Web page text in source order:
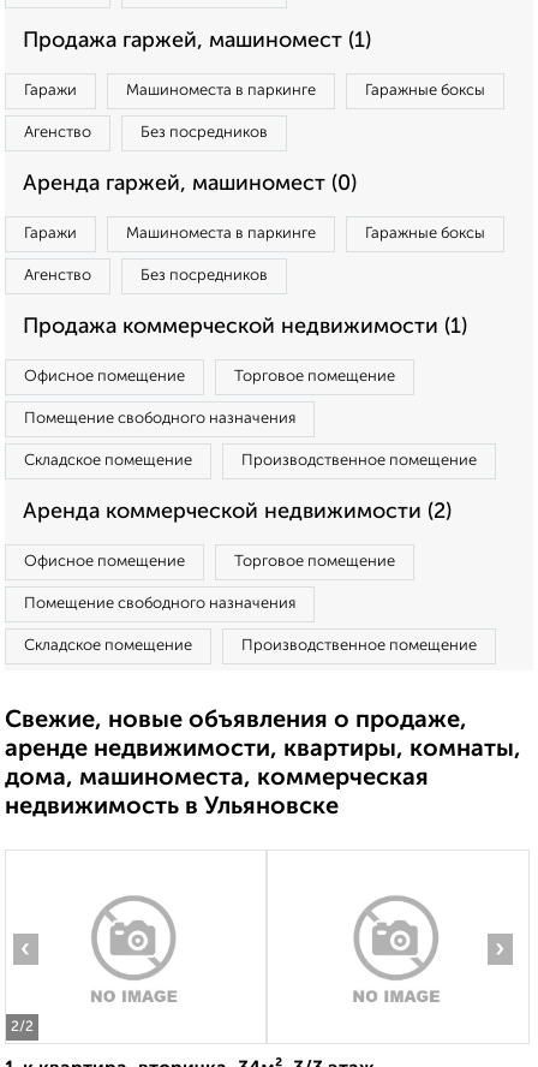
Продажа гаржей, машиномест (1)
Гаражи Машиноместа в паркинге Гаражные боксы
Агенство Без посредников
Аренда гаржей, машиномест (0)
Гаражи Машиноместа в паркинге Гаражные боксы
Агенство Без посредников
Продажа коммерческой недвижимости (1)
Офисное помещение Торговое помещение
Помещение свободного назначения
Складское помещение Производственное помещение
Аренда коммерческой недвижимости (2)
Офисное помещение Торговое помещение
Помещение свободного назначения
Складское помещение Производственное помещение
Свежие, новые объявления о продаже,
аренде недвижимости, квартиры, комнаты,
дома, машиноместа, коммерческая
недвижимость в Ульяновске
2/2
‹ ›